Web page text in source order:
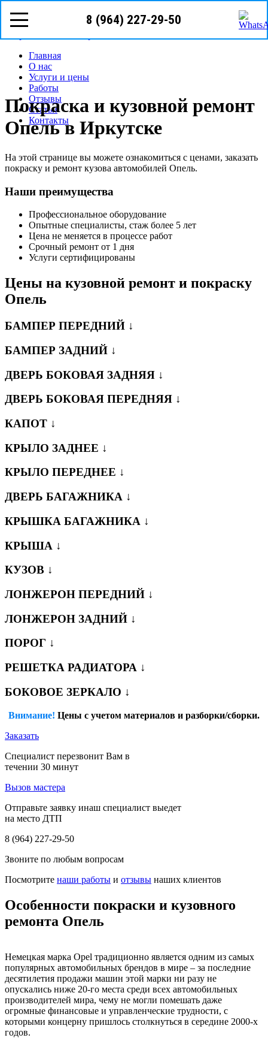
8 (964) 227-29-50
Режим работы: с пн-вс (0900- 2200)Предварительная запись
Главная
О нас
Услуги и цены
Работы
Отзывы
Статьи
Контакты
Покраска и кузовной ремонт
Опель в Иркутске
На этой странице вы можете ознакомиться с ценами, заказать
покраску и ремонт кузова автомобилей Опель.
Наши преимущества
Профессиональное оборудование
Опытные специалисты, стаж более 5 лет
Цена не меняется в процессе работ
Срочный ремонт от 1 дня
Услуги сертифицированы
Цены на кузовной ремонт и покраску
Опель
БАМПЕР ПЕРЕДНИЙ ↓
БАМПЕР ЗАДНИЙ ↓
ДВЕРЬ БОКОВАЯ ЗАДНЯЯ ↓
ДВЕРЬ БОКОВАЯ ПЕРЕДНЯЯ ↓
КАПОТ ↓
КРЫЛО ЗАДНЕЕ ↓
КРЫЛО ПЕРЕДНЕЕ ↓
ДВЕРЬ БАГАЖНИКА ↓
КРЫШКА БАГАЖНИКА ↓
КРЫША ↓
КУЗОВ ↓
ЛОНЖЕРОН ПЕРЕДНИЙ ↓
ЛОНЖЕРОН ЗАДНИЙ ↓
ПОРОГ ↓
РЕШЕТКА РАДИАТОРА ↓
БОКОВОЕ ЗЕРКАЛО ↓
Внимание! Цены с учетом материалов и разборки/сборки.
Заказать
Специалист перезвонит Вам в
течении 30 минут
Вызов мастера
Отправьте заявку инаш специалист выедет
на место ДТП
8 (964) 227-29-50
Звоните по любым вопросам
Посмотрите наши работы и отзывы наших клиентов
Особенности покраски и кузовного
ремонта Опель
Немецкая марка Opel традиционно является одним из самых
популярных автомобильных брендов в мире – за последние
десятилетия продажи машин этой марки ни разу не
опускались ниже 20-го места среди всех автомобильных
производителей мира, чему не могли помешать даже
огромные финансовые и управленческие трудности, с
которыми концерну пришлось столкнуться в середине 2000-х
годов.